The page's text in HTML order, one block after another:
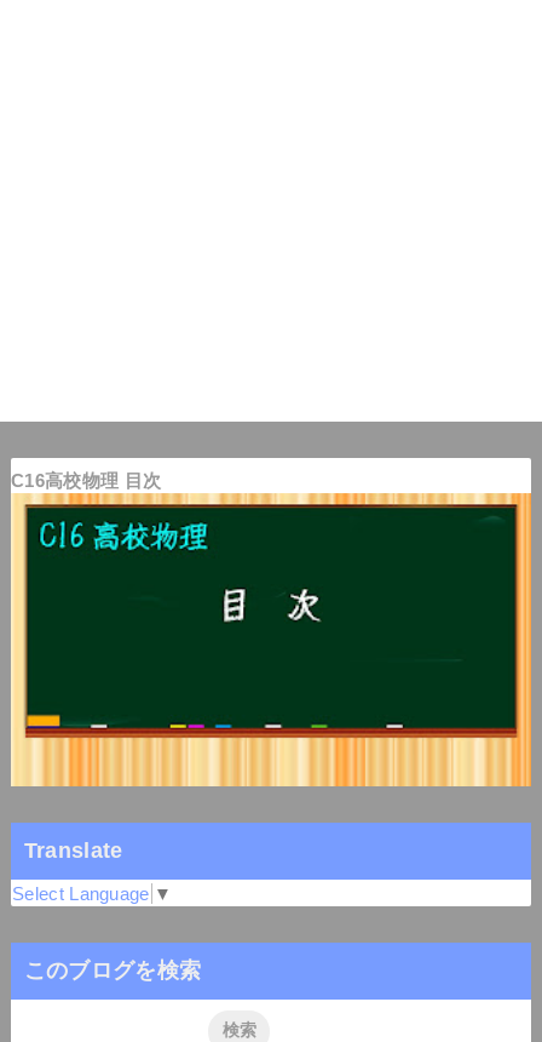
C16高校物理 目次
Translate
Select Language ▼
このブログを検索